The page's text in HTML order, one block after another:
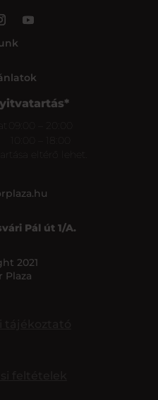
eltérő lehet.
Pál út 1/A.
2021
Plaza